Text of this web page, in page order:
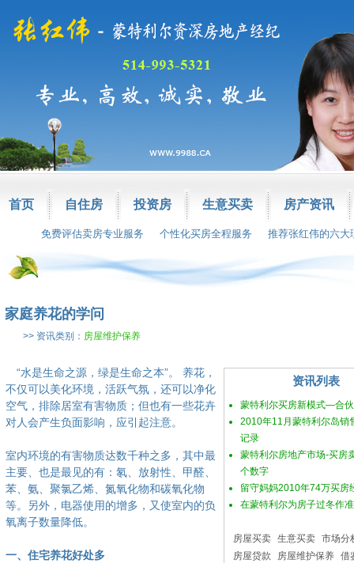
首页 自住房 投资房 生意买卖 房产资讯
免费评估卖房专业服务 个性化买房全程服务 推荐张红伟的六大
家庭养花的学问
>> 资讯类别： 房屋维护保养
资讯列表
蒙特利尔买房新模式—合
2010年11月蒙特利尔岛销
记录
蒙特利尔房地产市场-买房
个数字
留守妈妈2010年74万买房
在蒙特利尔为房子过冬作
房屋买卖 生意买卖 市场分
房屋贷款
房屋维护保养 借
“水是生命之源，绿是生命之本”。 养花，
不仅可以美化环境，活跃气氛，还可以净化
空气，排除居室有害物质；但也有一些花卉
对人会产生负面影响，应引起注意。
室内环境的有害物质达数千种之多，其中最
主要、也是最见的有：氡、放射性、甲醛、
苯、氨、聚氯乙烯、氮氧化物和碳氧化物
等。另外，电器使用的增多，又使室内的负
氧离子数量降低。
一、住宅养花好处多